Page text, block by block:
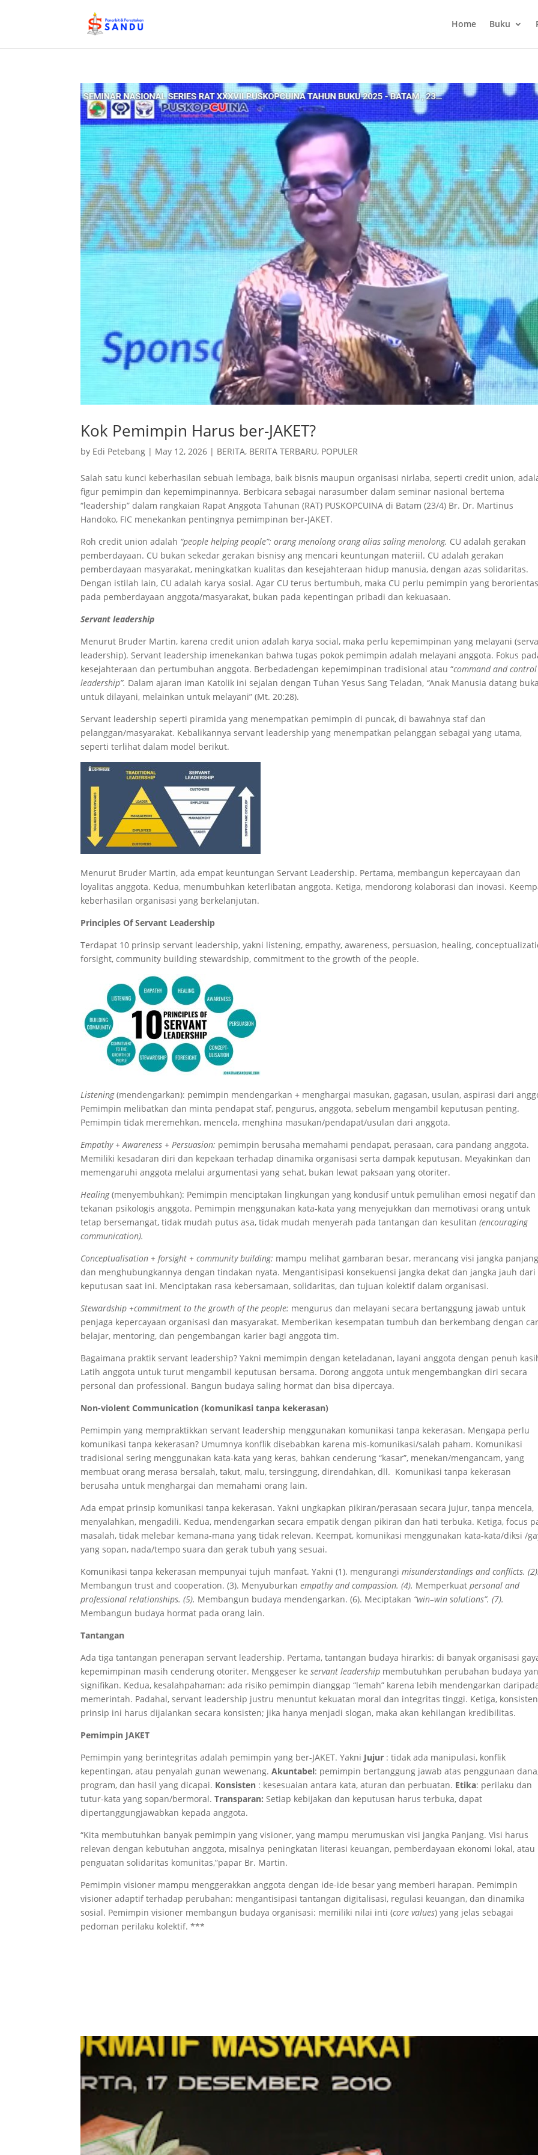
Home Buku
Kok Pemimpin Harus ber-JAKET?
by Edi Petebang | May 12, 2026 | BERITA, BERITA TERBARU, POPULER
Salah satu kunci keberhasilan sebuah lembaga, baik bisnis maupun organisasi nirlaba, seperti credit union,
figur pemimpin dan kepemimpinannya. Berbicara sebagai narasumber dalam seminar nasional bertema
“leadership” dalam rangkaian Rapat Anggota Tahunan (RAT) PUSKOPCUINA di Batam (23/4) Br. Dr. Martinus
Handoko, FIC menekankan pentingnya pemimpinan ber-JAKET.
Roh credit union adalah “people helping people”: orang menolong orang alias saling menolong. CU adalah gerakan
pemberdayaan. CU bukan sekedar gerakan bisnisy ang mencari keuntungan materiil. CU adalah gerakan
pemberdayaan masyarakat, meningkatkan kualitas dan kesejahteraan hidup manusia, dengan azas solidaritas.
Dengan istilah lain, CU adalah karya sosial. Agar CU terus bertumbuh, maka CU perlu pemimpin yang
pada pemberdayaan anggota/masyarakat, bukan pada kepentingan pribadi dan kekuasaan.
Servant leadership
Menurut Bruder Martin, karena credit union adalah karya social, maka perlu kepemimpinan yang melayani
leadership). Servant leadership imenekankan bahwa tugas pokok pemimpin adalah melayani anggota. Fokus
kesejahteraan dan pertumbuhan anggota. Berbedadengan kepemimpinan tradisional atau “command and control
leadership”. Dalam ajaran iman Katolik ini sejalan dengan Tuhan Yesus Sang Teladan, “Anak Manusia datang
untuk dilayani, melainkan untuk melayani” (Mt. 20:28).
Servant leadership seperti piramida yang menempatkan pemimpin di puncak, di bawahnya staf dan
pelanggan/masyarakat. Kebalikannya servant leadership yang menempatkan pelanggan sebagai yang utama,
seperti terlihat dalam model berikut.
Menurut Bruder Martin, ada empat keuntungan Servant Leadership. Pertama, membangun kepercayaan dan
loyalitas anggota. Kedua, menumbuhkan keterlibatan anggota. Ketiga, mendorong kolaborasi dan inovasi.
keberhasilan organisasi yang berkelanjutan.
Principles Of Servant Leadership
Terdapat 10 prinsip servant leadership, yakni listening, empathy, awareness, persuasion, healing,
forsight, community building stewardship, commitment to the growth of the people.
Listening(mendengarkan): pemimpin mendengarkan + menghargai masukan, gagasan, usulan, aspirasi dari
Pemimpin melibatkan dan minta pendapat staf, pengurus, anggota, sebelum mengambil keputusan penting.
Pemimpin tidak meremehkan, mencela, menghina masukan/pendapat/usulan dari anggota.
Empathy + Awareness + Persuasion: pemimpin berusaha memahami pendapat, perasaan, cara pandang anggota.
Memiliki kesadaran diri dan kepekaan terhadap dinamika organisasi serta dampak keputusan. Meyakinkan dan
memengaruhi anggota melalui argumentasi yang sehat, bukan lewat paksaan yang otoriter.
Healing(menyembuhkan): Pemimpin menciptakan lingkungan yang kondusif untuk pemulihan emosi negatif dan
tekanan psikologis anggota. Pemimpin menggunakan kata-kata yang menyejukkan dan memotivasi orang untuk
tetap bersemangat, tidak mudah putus asa, tidak mudah menyerah pada tantangan dan kesulitan(encouraging
communication).
Conceptualisation + forsight + community building: mampu melihat gambaran besar, merancang visi jangka
dan menghubungkannya dengan tindakan nyata. Mengantisipasi konsekuensi jangka dekat dan jangka jauh dari
keputusan saat ini. Menciptakan rasa kebersamaan, solidaritas, dan tujuan kolektif dalam organisasi.
Stewardship +commitment to the growth of the people: mengurus dan melayani secara bertanggung jawab untuk
penjaga kepercayaan organisasi dan masyarakat. Memberikan kesempatan tumbuh dan berkembang dengan
belajar, mentoring, dan pengembangan karier bagi anggota tim.
Bagaimana praktik servant leadership? Yakni memimpin dengan keteladanan, layani anggota dengan penuh
Latih anggota untuk turut mengambil keputusan bersama. Dorong anggota untuk mengembangkan diri secara
personal dan professional. Bangun budaya saling hormat dan bisa dipercaya.
Non-violent Communication (komunikasi tanpa kekerasan)
Pemimpin yang mempraktikkan servant leadership menggunakan komunikasi tanpa kekerasan. Mengapa perlu
komunikasi tanpa kekerasan? Umumnya konflik disebabkan karena mis-komunikasi/salah paham. Komunikasi
tradisional sering menggunakan kata-kata yang keras, bahkan cenderung “kasar”, menekan/mengancam, yang
membuat orang merasa bersalah, takut, malu, tersinggung, direndahkan, dll. Komunikasi tanpa kekerasan
berusaha untuk menghargai dan memahami orang lain.
Ada empat prinsip komunikasi tanpa kekerasan. Yakni ungkapkan pikiran/perasaan secara jujur, tanpa mencela,
menyalahkan, mengadili. Kedua, mendengarkan secara empatik dengan pikiran dan hati terbuka. Ketiga, focus
masalah, tidak melebar kemana-mana yang tidak relevan. Keempat, komunikasi menggunakan kata-kata/diksi /
yang sopan, nada/tempo suara dan gerak tubuh yang sesuai.
Komunikasi tanpa kekerasan mempunyai tujuh manfaat. Yakni (1). mengurangimisunderstandings and conflicts. (2).
Membangun trust and cooperation. (3). Menyuburkanempathy and compassion. (4). Memperkuatpersonal and
professional relationships. (5). Membangun budaya mendengarkan. (6). Meciptakan “win–win solutions”. (7).
Membangun budaya hormat pada orang lain.
Tantangan
Ada tiga tantangan penerapan servant leadership. Pertama, tantangan budaya hirarkis: di banyak organisasi
kepemimpinan masih cenderung otoriter. Menggeser keservant leadership membutuhkan perubahan budaya
signifikan. Kedua, kesalahpahaman: ada risiko pemimpin dianggap “lemah” karena lebih mendengarkan
memerintah. Padahal, servant leadership justru menuntut kekuatan moral dan integritas tinggi. Ketiga,
prinsip ini harus dijalankan secara konsisten; jika hanya menjadi slogan, maka akan kehilangan kredibilitas.
Pemimpin JAKET
Pemimpin yang berintegritas adalah pemimpin yang ber-JAKET. Yakni Jujur : tidak ada manipulasi, konflik
kepentingan, atau penyalah gunan wewenang.Akuntabel: pemimpin bertanggung jawab atas penggunaan
program, dan hasil yang dicapai. Konsisten : kesesuaian antara kata, aturan dan perbuatan. Etika: perilaku dan
tutur-kata yang sopan/bermoral.Transparan:Setiap kebijakan dan keputusan harus terbuka, dapat
dipertanggungjawabkan kepada anggota.
“Kita membutuhkan banyak pemimpin yang visioner, yang mampu merumuskan visi jangka Panjang. Visi harus
relevan dengan kebutuhan anggota, misalnya peningkatan literasi keuangan, pemberdayaan ekonomi lokal, atau
penguatan solidaritas komunitas,”papar Br. Martin.
Pemimpin visioner mampu menggerakkan anggota dengan ide-ide besar yang memberi harapan. Pemimpin
visioner adaptif terhadap perubahan: mengantisipasi tantangan digitalisasi, regulasi keuangan, dan dinamika
sosial. Pemimpin visioner membangun budaya organisasi: memiliki nilai inti (core values) yang jelas sebagai
pedoman perilaku kolektif. ***